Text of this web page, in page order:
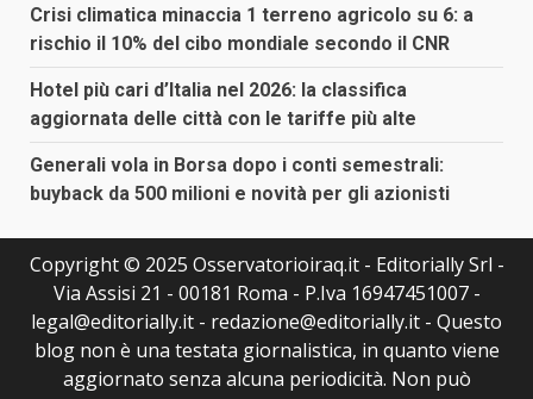
Crisi climatica minaccia 1 terreno agricolo su 6: a
rischio il 10% del cibo mondiale secondo il CNR
Hotel più cari d’Italia nel 2026: la classifica
aggiornata delle città con le tariffe più alte
Generali vola in Borsa dopo i conti semestrali:
buyback da 500 milioni e novità per gli azionisti
Copyright © 2025 Osservatorioiraq.it - Editorially Srl -
Via Assisi 21 - 00181 Roma - P.Iva 16947451007 -
legal@editorially.it - redazione@editorially.it - Questo
blog non è una testata giornalistica, in quanto viene
aggiornato senza alcuna periodicità. Non può